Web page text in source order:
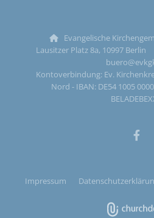

Evangelische
Lausitzer Platz 8a, 10997 Berlin
Kontoverbindung: Ev.
Nord - IBAN: DE54 1005
Impressum